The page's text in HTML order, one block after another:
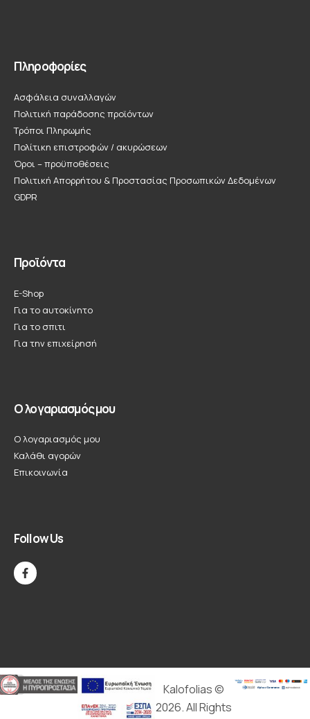
Πληροφορίες
Ασφάλεια συναλλαγών
Πολιτική παράδοσης προϊόντων
Τρόποι Πληρωμής
Πολίτικη επιστροφών / ακυρώσεων
Όροι – προϋποθέσεις
Πολιτική Απορρήτου & Προστασίας Προσωπικών Δεδομένων
GDPR
Προϊόντα
E-Shop
Για το αυτοκίνητο
Για το σπιτι
Για την επιχείρησή
Ο λογαριασμός μου
Ο λογαριασμός μου
Καλάθι αγορών
Επικοινωνία
Follow Us
Kalofolias ©
2026. All Rights